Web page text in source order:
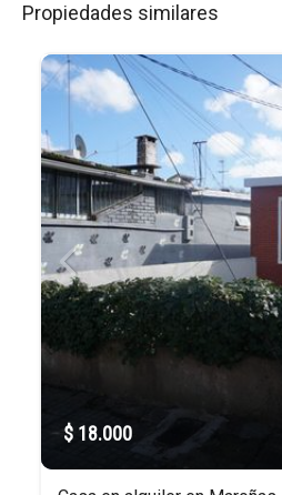
Propiedades similares
$ 18.000